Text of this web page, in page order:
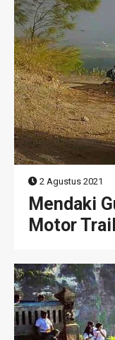
2 Agustus 2021
Mendaki
Motor